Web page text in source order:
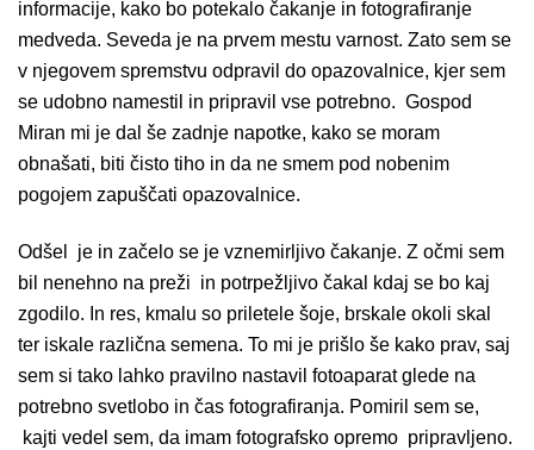
informacije, kako bo potekalo čakanje in fotografiranje
medveda. Seveda je na prvem mestu varnost. Zato sem se
v njegovem spremstvu odpravil do opazovalnice, kjer sem
se udobno namestil in pripravil vse potrebno. Gospod
Miran mi je dal še zadnje napotke, kako se moram
obnašati, biti čisto tiho in da ne smem pod nobenim
pogojem zapuščati opazovalnice.
Odšel je in začelo se je vznemirljivo čakanje. Z očmi sem
bil nenehno na preži in potrpežljivo čakal kdaj se bo kaj
zgodilo. In res, kmalu so priletele šoje, brskale okoli skal
ter iskale različna semena. To mi je prišlo še kako prav, saj
sem si tako lahko pravilno nastavil fotoaparat glede na
potrebno svetlobo in čas fotografiranja. Pomiril sem se,
kajti vedel sem, da imam fotografsko opremo pripravljeno.